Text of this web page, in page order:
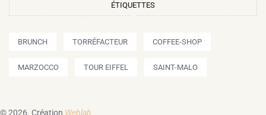
ÉTIQUETTES
BRUNCH TORRÉFACTEUR COFFEE-SHOP
MARZOCCO TOUR EIFFEL SAINT-MALO
© 2026. Création Weblab